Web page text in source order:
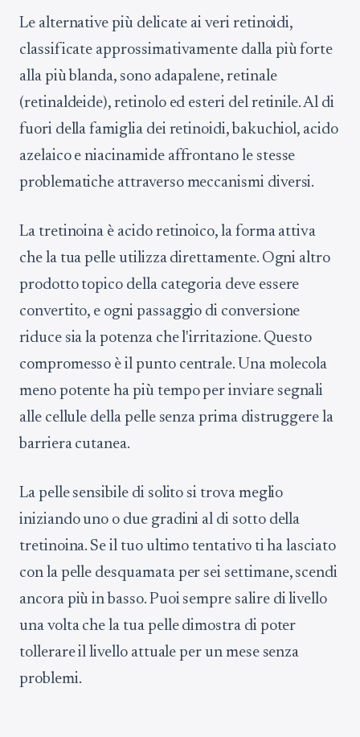
Le alternative più delicate ai veri retinoidi,
classificate approssimativamente dalla più forte
alla più blanda, sono adapalene, retinale
(retinaldeide), retinolo ed esteri del retinile. Al di
fuori della famiglia dei retinoidi, bakuchiol, acido
azelaico e niacinamide affrontano le stesse
problematiche attraverso meccanismi diversi.
La tretinoina è acido retinoico, la forma attiva
che la tua pelle utilizza direttamente. Ogni altro
prodotto topico della categoria deve essere
convertito, e ogni passaggio di conversione
riduce sia la potenza che l'irritazione. Questo
compromesso è il punto centrale. Una molecola
meno potente ha più tempo per inviare segnali
alle cellule della pelle senza prima distruggere la
barriera cutanea.
La pelle sensibile di solito si trova meglio
iniziando uno o due gradini al di sotto della
tretinoina. Se il tuo ultimo tentativo ti ha lasciato
con la pelle desquamata per sei settimane, scendi
ancora più in basso. Puoi sempre salire di livello
una volta che la tua pelle dimostra di poter
tollerare il livello attuale per un mese senza
problemi.